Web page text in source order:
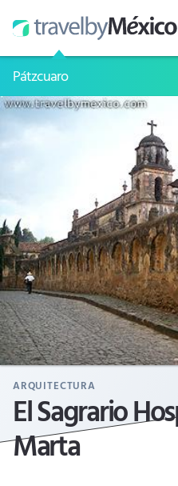
Pátzcuaro
ARQUITECTURA
El Sagrario
Marta